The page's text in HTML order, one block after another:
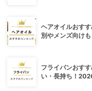
ヘアオイルおす
別やメンズ向けも
フライパンおす
い・長持ち！